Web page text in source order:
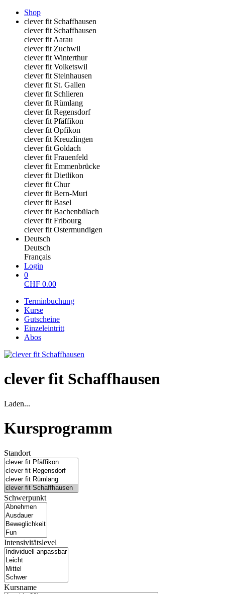
Shop
clever fit Schaffhausen
clever fit Schaffhausen
clever fit Aarau
clever fit Zuchwil
clever fit Winterthur
clever fit Volketswil
clever fit Steinhausen
clever fit St. Gallen
clever fit Schlieren
clever fit Rümlang
clever fit Regensdorf
clever fit Pfäffikon
clever fit Opfikon
clever fit Kreuzlingen
clever fit Goldach
clever fit Frauenfeld
clever fit Emmenbrücke
clever fit Dietlikon
clever fit Chur
clever fit Bern-Muri
clever fit Basel
clever fit Bachenbülach
clever fit Fribourg
clever fit Ostermundigen
Deutsch
Deutsch
Français
Login
0
CHF 0.00
Terminbuchung
Kurse
Gutscheine
Einzeleintritt
Abos
clever fit Schaffhausen
Laden...
Kursprogramm
Standort
Schwerpunkt
Intensivitätslevel
Kursname